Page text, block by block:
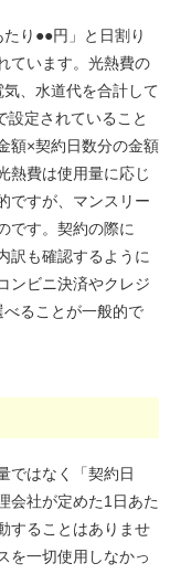
り●●円」と日割り
ています。光熱費の
、水道代を合計して
設定されていること
額×契約日数分の金額
熱費は使用量に応じ
ですが、マンスリー
です。契約の際に
訳も確認するように
ンビニ決済やクレジ
ることが一般的で
ではなく「契約日
会社が定めた1日あた
することはありませ
を一切使用しなかっ